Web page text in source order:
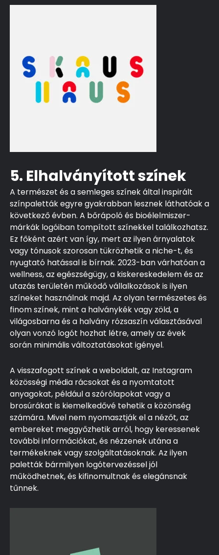
5. Elhalványított színek
A természet és a semleges színek által inspirált
színpaletták egyre gyakrabban lesznek láthatóak a
következő évben. A bőrápoló és bioélelmiszer-
márkák logóiban tompított színekkel találkozhatsz.
Ez főként azért van így, mert az ilyen árnyalatok
vagy tónusok szorosan tükrözhetik a niche-t, és
nyugtató hatással is bírnak. 2023-ban várhatóan a
wellness, az egészségügy, a kiskereskedelem és az
utazás területén működő vállalkozások is ilyen
színeket használnak majd. Az olyan természetes és
finom színek, mint a halványkék vagy zöld, a
világosbarna és a halvány rózsaszín választásával
olyan vonzó logót hozhat létre, amely az évek
során minimális változtatásokat igényel.
A visszafogott színek a weboldalt, az Instagram
közösségi média rácsokat és a nyomtatott
anyagokat, például a szórólapokat vagy a
brosúrákat is kiemelkedővé tehetik a közönség
számára. Mivel nem nyomasztják el a nézőt, az
embereket meggyőzhetik arról, hogy keressenek
további információkat, és nézzenek utána a
termékeknek vagy szolgáltatásoknak. Az ilyen
paletták bármilyen logótervezéssel jól
működhetnek, és kifinomultnak és elegánsnak
tűnnek.